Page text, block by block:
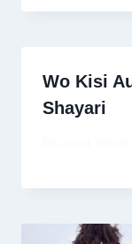
Wo Kisi
Shayari